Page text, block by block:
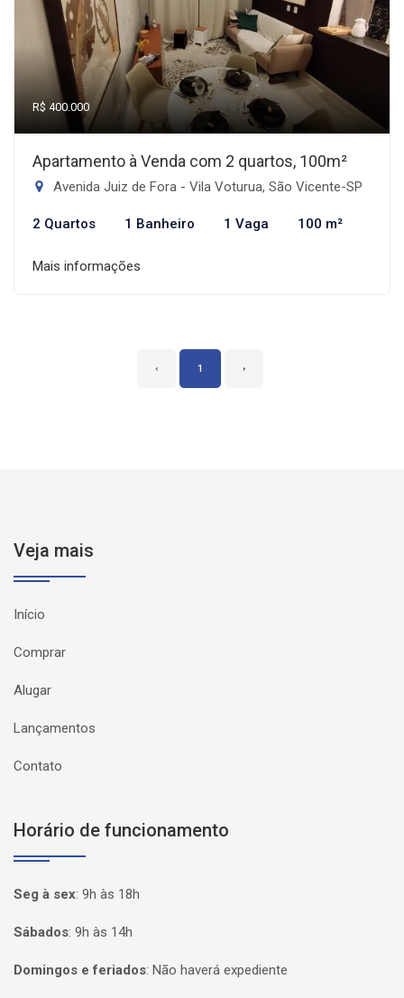
R$ 400.000
Apartamento à Venda com 2 quartos, 100m²
Avenida Juiz de Fora - Vila Voturua, São Vicente-SP
2 Quartos 1 Banheiro 1 Vaga 100 m²
Mais informações
‹ 1 ›
Veja mais
Início
Comprar
Alugar
Lançamentos
Contato
Horário de funcionamento
Seg à sex: 9h às 18h
Sábados: 9h às 14h
Domingos e feriados: Não haverá expediente